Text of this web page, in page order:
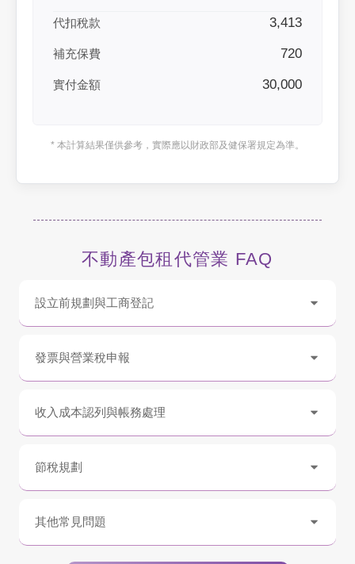
代扣稅款 3,413
補充保費 720
實付金額 30,000
* 本計算結果僅供參考，實際應以財政部及健保署規定為準。
不動產包租代管業 FAQ
設立前規劃與工商登記
發票與營業稅申報
收入成本認列與帳務處理
節稅規劃
其他常見問題